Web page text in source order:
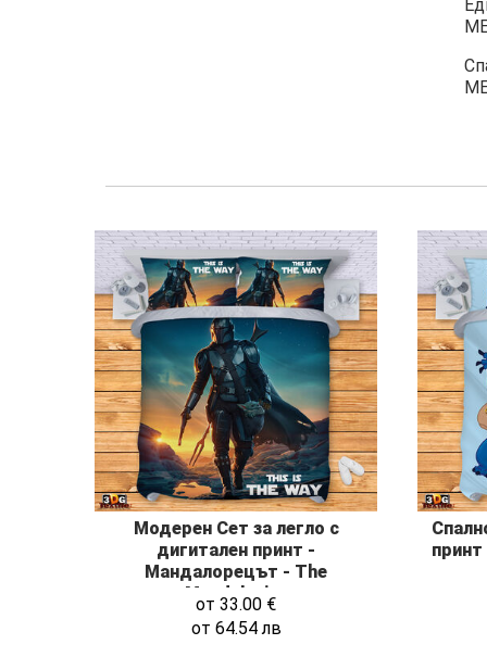
Модерен Сет за легло с
дигитален принт -
Мандалорецът - The
Mandalorian
от33.00 €
от 64.54 лв